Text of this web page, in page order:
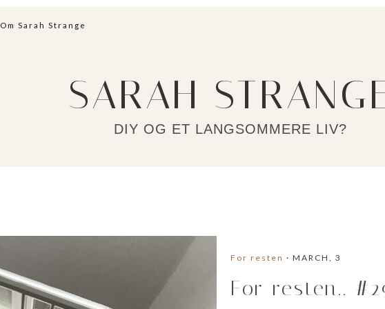
Om Sarah Strange
SARAH
DIY OG ET LANGSOMMERE LIV?
For resten · MARCH, 3
For resten..